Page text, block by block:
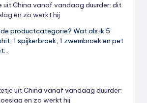
uit China vanaf vandaag duurder: dit
en zo werkt hij
productcategorie? Wat als ik 5
1 spijkerbroek, 1 zwembroek en pet
uit China vanaf vandaag duurder:
en zo werkt hij